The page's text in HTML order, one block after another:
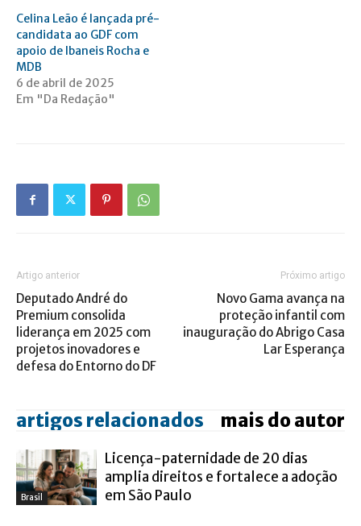
Celina Leão é lançada pré-
candidata ao GDF com
apoio de Ibaneis Rocha e
MDB
6 de abril de 2025
Em "Da Redação"
Artigo anterior
Deputado André do
Premium consolida
liderança em 2025 com
projetos inovadores e
defesa do Entorno do DF
Próximo artigo
Novo Gama avança na
proteção infantil com
inauguração do Abrigo Casa
Lar Esperança
artigos relacionados mais do autor
Brasil
Licença-paternidade de 20 dias
amplia direitos e fortalece a adoção
em São Paulo